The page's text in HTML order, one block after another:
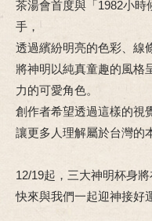
茶湯會首度與「1982小
手，
透過繽紛明亮的色彩、線
將神明以純真童趣的風格
力的可愛角色。
創作者希望透過這樣的視
讓更多人理解屬於台灣的
12/19起，三大神明杯身
快來與我們一起迎神接好